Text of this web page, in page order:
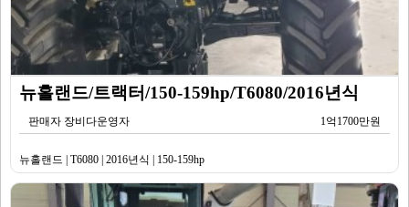
뉴홀랜드/트랙터/150-159hp/T6080/2016년식
판매자 장비다운영자 1억1700만원
뉴홀랜드 | T6080 | 2016년식 | 150-159hp